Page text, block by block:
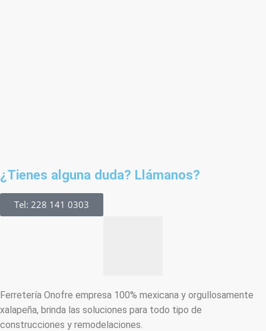
¿Tienes alguna duda? Llámanos?
Tel: 228 141 0303
Ferretería Onofre empresa 100% mexicana y orgullosamente
xalapeña, brinda las soluciones para todo tipo de
construcciones y remodelaciones.